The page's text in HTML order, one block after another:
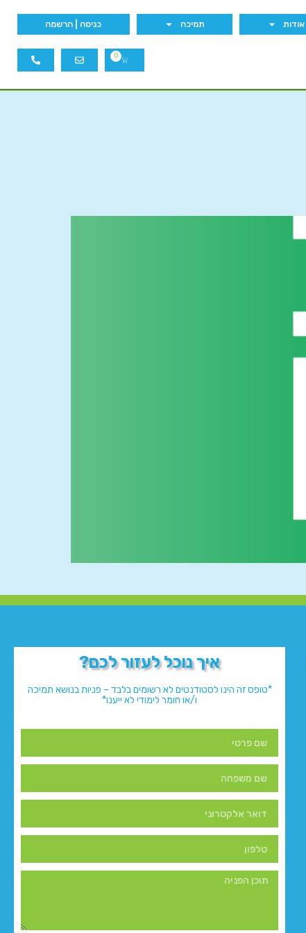
אודות תמיכה כניסה | הרשמה
0
איך נוכל לעזור לכם?
*טופס זה הינו לסטודנטים לא רשומים בלבד – פניות בנושא תמיכה
ו/או חומר לימודי לא ייענו*